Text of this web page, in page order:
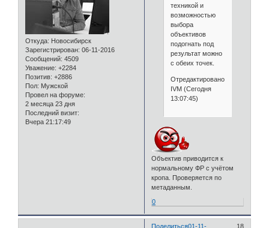
Откуда: Новосибирск
Зарегистрирован: 06-11-2016
Сообщений: 4509
Уважение: +2284
Позитив: +2886
Пол: Мужской
Провел на форуме:
2 месяца 23 дня
Последний визит:
Вчера 21:17:49
техникой и
возможностью
выбора
объективов
подогнать под
результат можно
с обеих точек.
Отредактировано
IVM (Сегодня
13:07:45)
Объектив приводится к
нормальному ФР с учётом
кропа. Проверяется по
метаданным.
0
Поделиться 18
01-11-